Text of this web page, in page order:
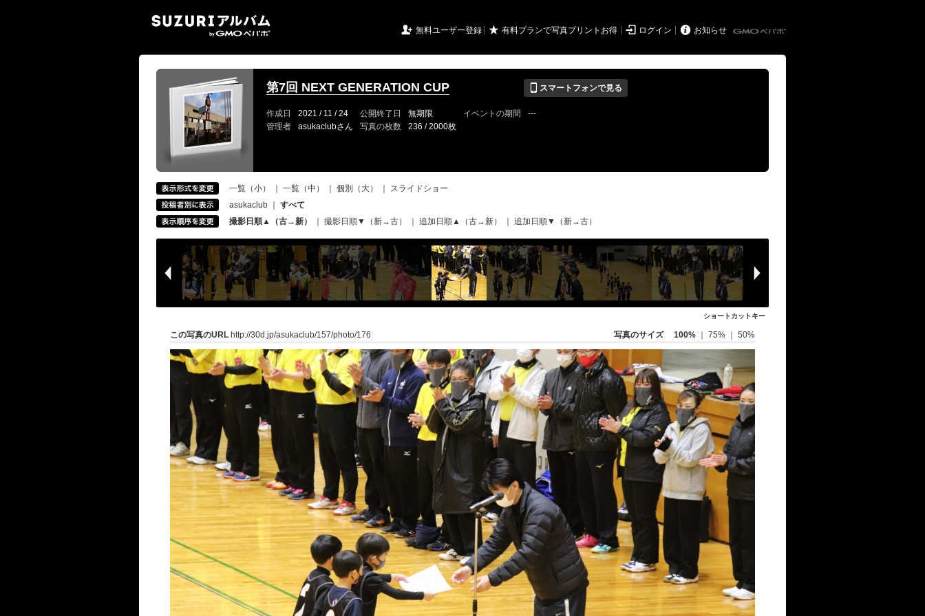
 無料ユーザー登録 ★ 有料プランで写真プリントお得  ログイン  お知らせ
第7回 NEXT GENERATION CUP 📱 スマートフォンで見る
作成日 2021 / 11 / 24 公開終了日 無期限 イベントの期間
---
管理者
asukaclubさん 写真の枚数 236 / 2000枚
一覧（小） 一覧（中） 個別（大）
スライドショー
asukaclub
すべて
撮影日順▲（古→新）
撮影日順▼（新→古） 追加日順▲（古→新） 追加日順▼（新→古）
ショートカットキー
この写真のURL http://30d.jp/asukaclub/157/photo/176 写真のサイズ 100% 75% 50%